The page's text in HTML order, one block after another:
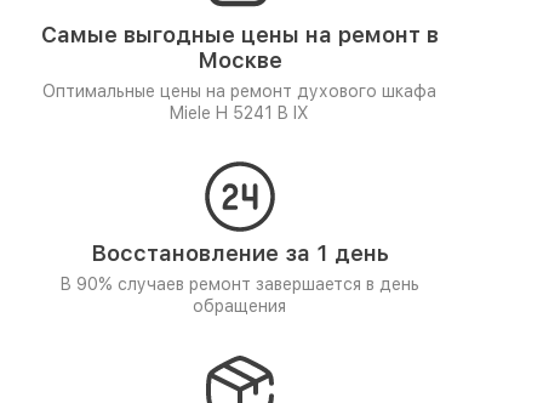
Самые выгодные цены на ремонт в
Москве
Оптимальные цены на ремонт духового шкафа
Miele H 5241 B IX
Восстановление за 1 день
В 90% случаев ремонт завершается в день
обращения